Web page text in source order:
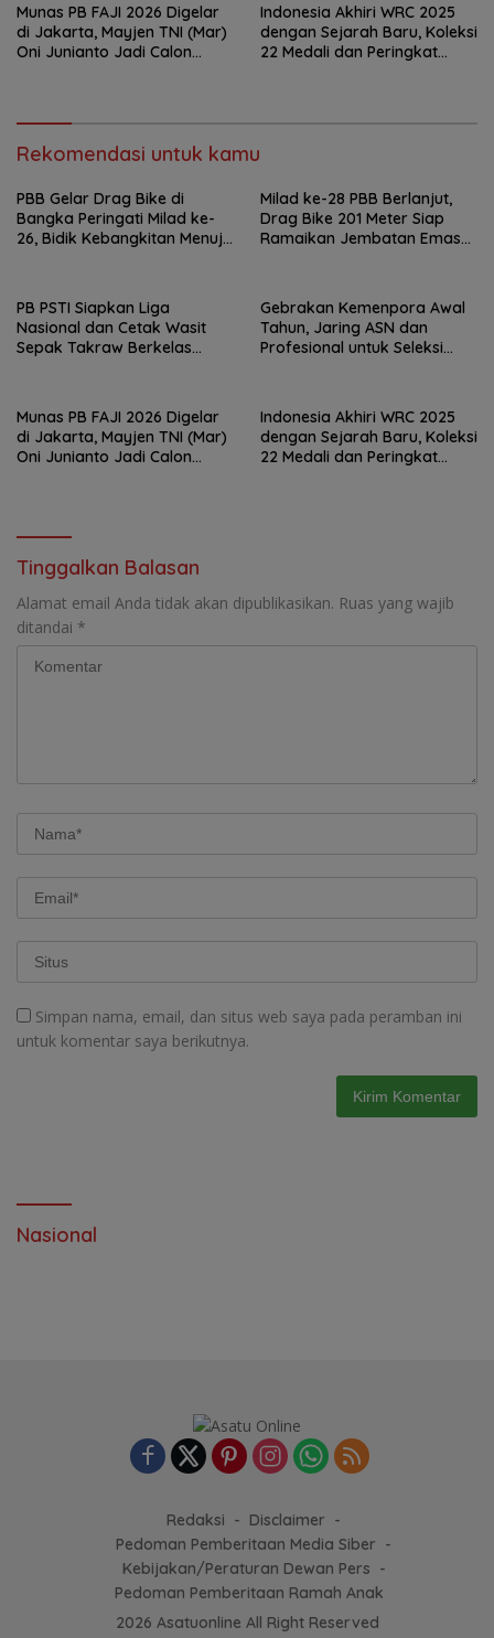
Munas PB FAJI 2026 Digelar
di Jakarta, Mayjen TNI (Mar)
Oni Junianto Jadi Calon
Indonesia Akhiri WRC 2025
dengan Sejarah Baru, Koleksi
22 Medali dan Peringkat
Rekomendasi untuk kamu
PBB Gelar Drag Bike di
Bangka Peringati Milad ke-
26, Bidik Kebangkitan Menuju
Milad ke-28 PBB Berlanjut,
Drag Bike 201 Meter Siap
Ramaikan Jembatan Emas
PB PSTI Siapkan Liga
Nasional dan Cetak Wasit
Sepak Takraw Berkelas
Gebrakan Kemenpora Awal
Tahun, Jaring ASN dan
Profesional untuk Seleksi
Munas PB FAJI 2026 Digelar
di Jakarta, Mayjen TNI (Mar)
Oni Junianto Jadi Calon
Indonesia Akhiri WRC 2025
dengan Sejarah Baru, Koleksi
22 Medali dan Peringkat
Tinggalkan Balasan
Alamat email Anda tidak akan dipublikasikan. Ruas yang wajib
ditandai *
Simpan nama, email, dan situs web saya pada peramban ini
untuk komentar saya berikutnya.
Nasional
Redaksi
Disclaimer
Pedoman Pemberitaan Media Siber
Kebijakan/Peraturan Dewan Pers
Pedoman Pemberitaan Ramah Anak
2026 Asatuonline All Right Reserved